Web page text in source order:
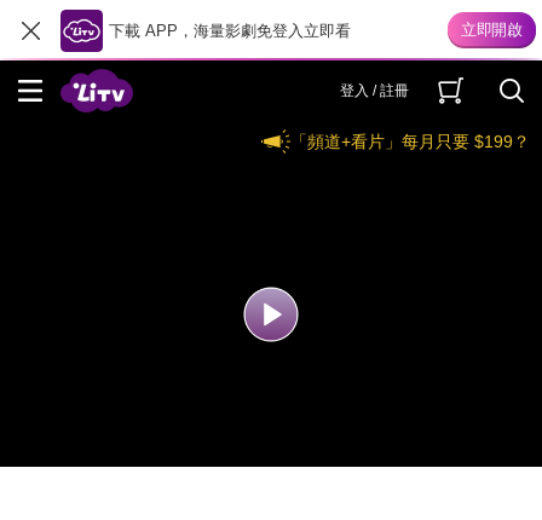
下載 APP，海量影劇免登入立即看
登入 / 註冊
「頻道+看片」每月只要 $199？